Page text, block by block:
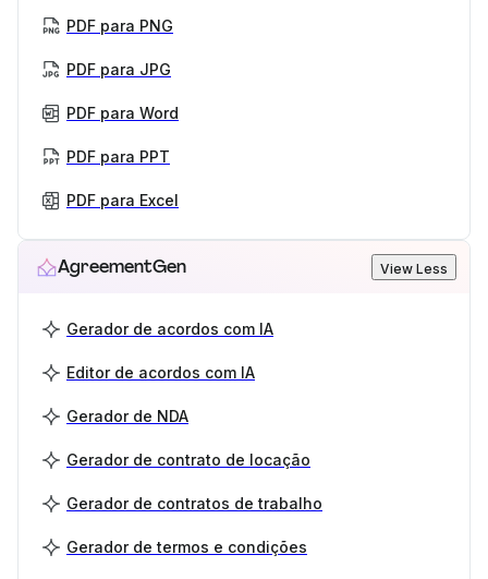
PDF para PNG
PDF para JPG
PDF para Word
PDF para PPT
PDF para Excel
AgreementGen View Less
Gerador de acordos com IA
Editor de acordos com IA
Gerador de NDA
Gerador de contrato de locação
Gerador de contratos de trabalho
Gerador de termos e condições